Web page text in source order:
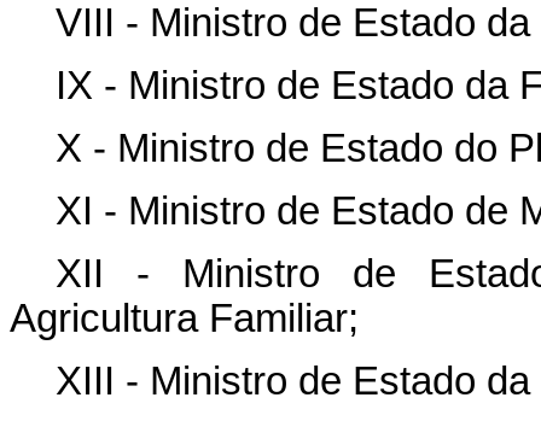
VIII - Ministro de Estado
IX - Ministro de Estado da
X - Ministro de Estado do
XI - Ministro de Estado de
XII - Ministro de
Agricultura Familiar;
XIII - Ministro de Estado